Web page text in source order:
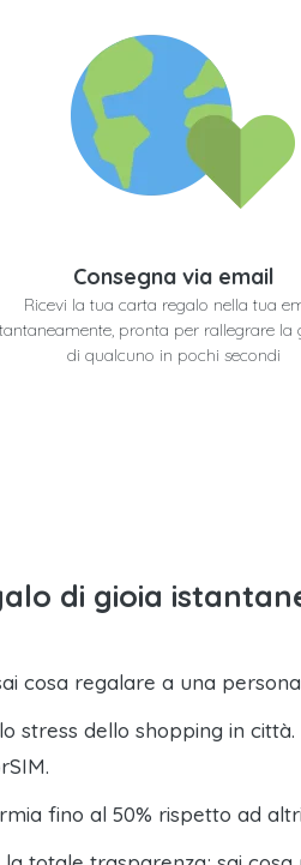
Consegna via email
Ricevi la tua carta regalo nella tua
pronta per rallegrare la
di qualcuno in pochi secondi
di gioia
cosa regalare a una
stress dello shopping in città.
fino al 50% rispetto ad